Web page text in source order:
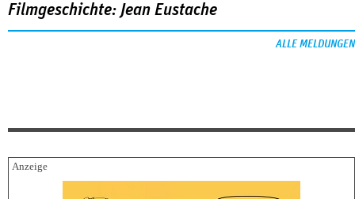
Filmgeschichte: Jean Eustache
ALLE MELDUNGEN